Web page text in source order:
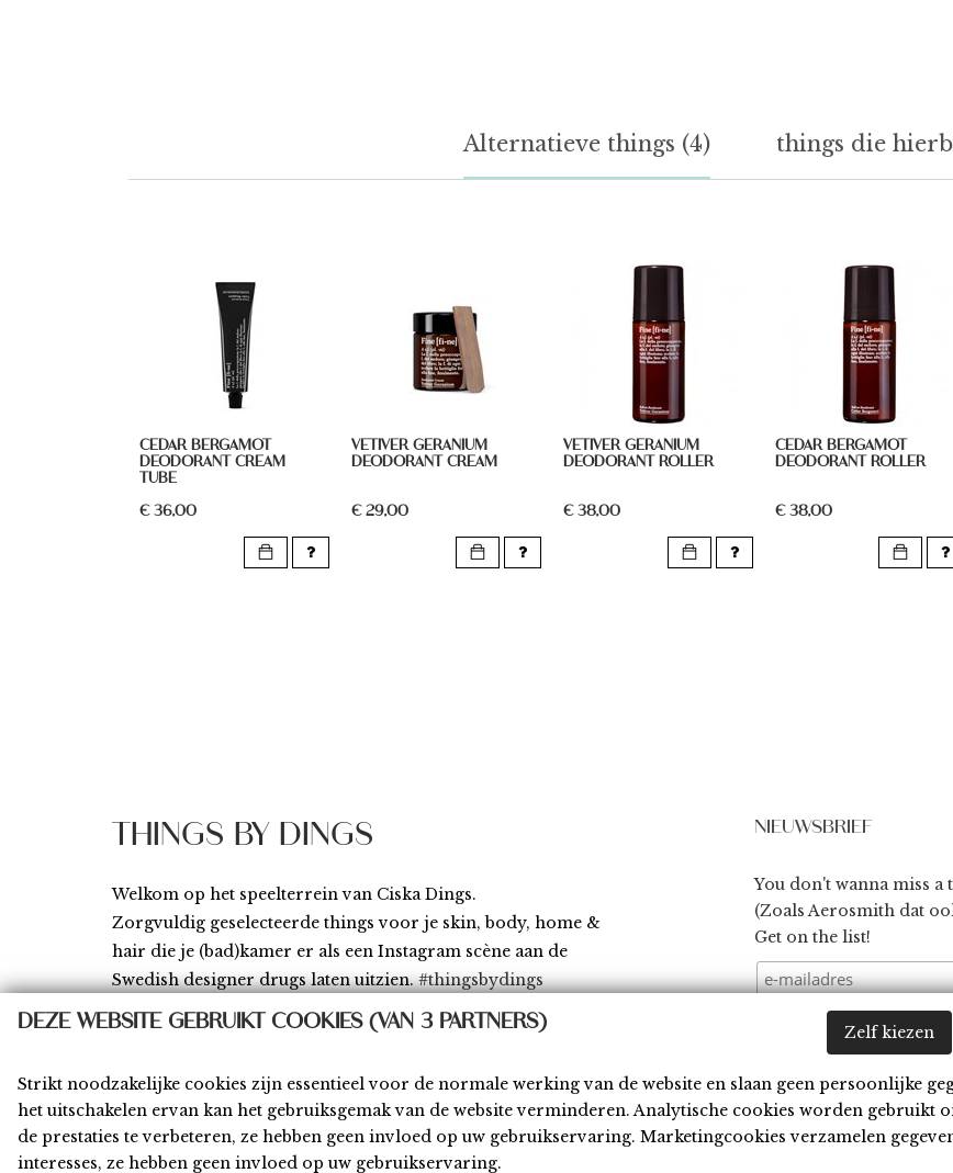
Alternatieve things (4) things die
CEDAR BERGAMOT
DEODORANT CREAM
TUBE
€ 36,00
VETIVER GERANIUM
DEODORANT CREAM
€ 29,00
VETIVER GERANIUM
DEODORANT ROLLER
€ 38,00
CEDAR BERGAMOT
DEODORANT ROLLER
€ 38,00
DEZE WEBSITE GEBRUIKT COOKIES (VAN 3 PARTNERS) Zelf kiezen
Strikt noodzakelijke cookies zijn essentieel voor de normale werking van de website en slaan geen persoonlijke
het uitschakelen ervan kan het gebruiksgemak van de website verminderen. Analytische cookies worden gebruikt
de prestaties te verbeteren, ze hebben geen invloed op uw gebruikservaring. Marketingcookies verzamelen
interesses, ze hebben geen invloed op uw gebruikservaring.
THINGS BY DINGS
Welkom op het speelterrein van Ciska Dings.
Zorgvuldig geselecteerde things voor je skin, body, home &
hair die je (bad)kamer er als een Instagram scène aan de
Swedish designer drugs laten uitzien.#thingsbydings
NIEUWSBRIEF
You don't wanna miss a
(Zoals Aerosmith dat
Get on the list!
Home Shop Privacy Algemene Voorwaarden Disclaimer Cookies Contact
© 2026 things by Dings